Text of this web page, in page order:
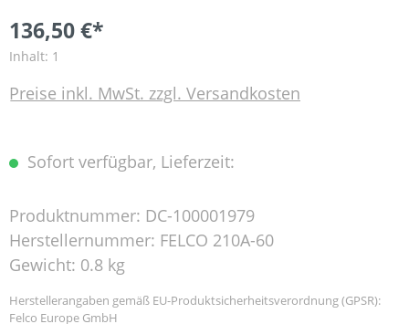
136,50 €*
Inhalt: 1
Preise inkl. MwSt. zzgl. Versandkosten
Sofort verfügbar, Lieferzeit:
Produktnummer: DC-100001979
Herstellernummer: FELCO 210A-60
Gewicht: 0.8 kg
Herstellerangaben gemäß EU-Produktsicherheitsverordnung (GPSR):
Felco Europe GmbH